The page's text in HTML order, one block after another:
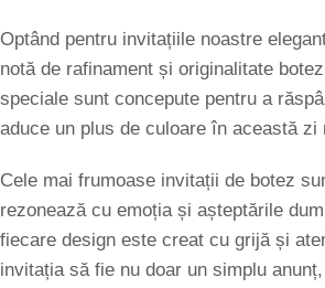
Optând pentru invitațiile noastre
notă de rafinament și originalitate
speciale sunt concepute pentru a
aduce un plus de culoare în această zi
Cele mai frumoase invitații de botez
rezonează cu emoția și așteptările
fiecare design este creat cu grijă și
invitația să fie nu doar un simplu